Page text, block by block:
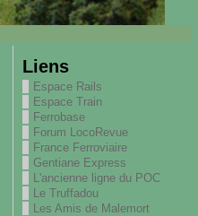
Liens
Espace Rails
Espace Train
Ferrobase
Forum LocoRevue
France Ferroviaire
Gentiane Express
L'ancienne ligne du POC
Le Truffadou
Les Amis de Malemort